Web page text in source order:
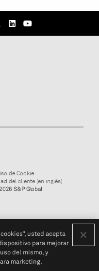
de Cookie
del cliente (en inglés)
S&P Global
usted acepta
para mejorar
del mismo, y
marketing.